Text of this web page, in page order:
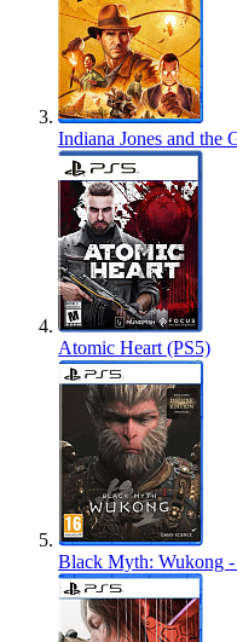
Indiana Jones and the
Atomic Heart (PS5)
Black Myth: Wukong